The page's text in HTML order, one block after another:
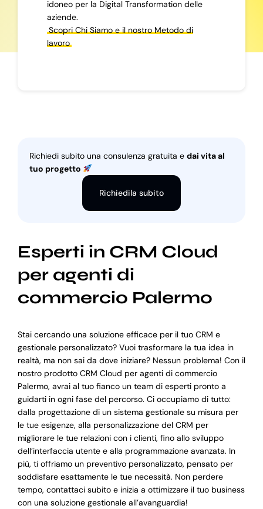
idoneo per la Digital Transformation delle
aziende.
Scopri Chi Siamo e il nostro Metodo di
lavoro
Richiedi subito una consulenza gratuita e dai vita al
tuo progetto
Richiedila subito
Esperti in CRM Cloud
per agenti di
commercio Palermo
Stai cercando una soluzione efficace per il tuo CRM e
gestionale personalizzato? Vuoi trasformare la tua idea in
realtà, ma non sai da dove iniziare? Nessun problema! Con il
nostro prodotto CRM Cloud per agenti di commercio
Palermo, avrai al tuo fianco un team di esperti pronto a
guidarti in ogni fase del percorso. Ci occupiamo di tutto:
dalla progettazione di un sistema gestionale su misura per
le tue esigenze, alla personalizzazione del CRM per
migliorare le tue relazioni con i clienti, fino allo sviluppo
dell’interfaccia utente e alla programmazione avanzata. In
più, ti offriamo un preventivo personalizzato, pensato per
soddisfare esattamente le tue necessità. Non perdere
tempo, contattaci subito e inizia a ottimizzare il tuo business
con una soluzione gestionale all’avanguardia!